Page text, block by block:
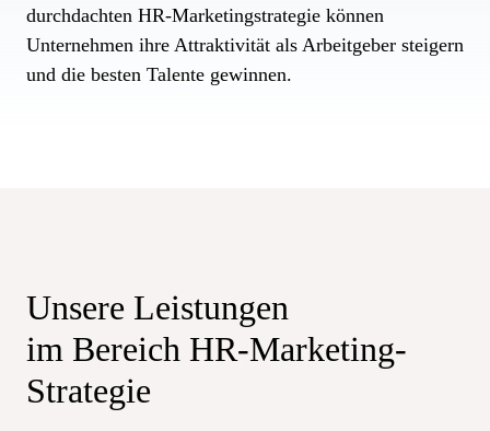
durchdachten HR-Marketingstrategie können
Unternehmen ihre Attraktivität als Arbeitgeber steigern
und die besten Talente gewinnen.
Unsere Leistungen
im Bereich HR-Marketing-
Strategie